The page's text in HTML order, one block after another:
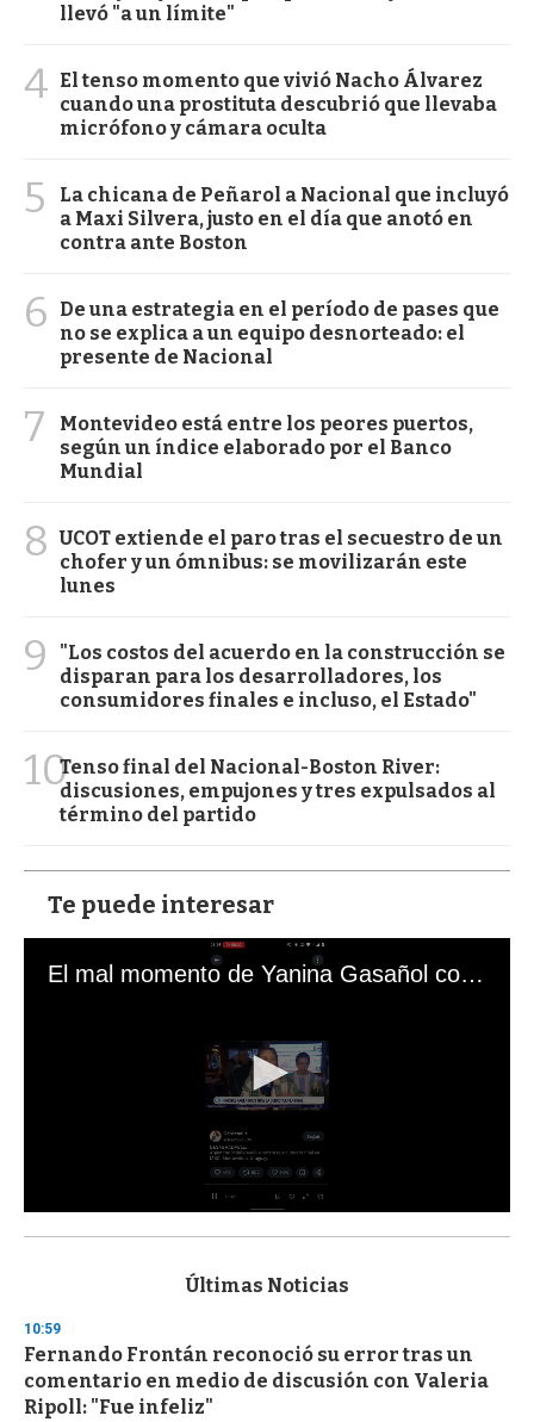
llevó "a un límite"
4 El tenso momento que vivió Nacho Álvarez
cuando una prostituta descubrió que llevaba
micrófono y cámara oculta
5
La chicana de Peñarol a Nacional que incluyó
a Maxi Silvera, justo en el día que anotó en
contra ante Boston
6
De una estrategia en el período de pases que
no se explica a un equipo desnorteado: el
presente de Nacional
7
Montevideo está entre los peores puertos,
según un índice elaborado por el Banco
Mundial
8 UCOT extiende el paro tras el secuestro de un
chofer y un ómnibus: se movilizarán este
lunes
9
"Los costos del acuerdo en la construcción se
disparan para los desarrolladores, los
consumidores finales e incluso, el Estado"
10Tenso final del Nacional-Boston River:
discusiones, empujones y tres expulsados al
término del partido
Te puede interesar
El mal momento de Yanina Gasañol con un hincha argentino en "Subrayado"
s
d
s
o
f
3
Últimas Noticias
10:59
Fernando Frontán reconoció su error tras un
comentario en medio de discusión con Valeria
Ripoll: "Fue infeliz"